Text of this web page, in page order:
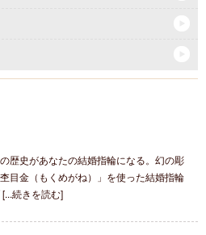
歴史があなたの結婚指輪になる。幻の彫
目金（もくめがね）」を使った結婚指輪
続きを読む]